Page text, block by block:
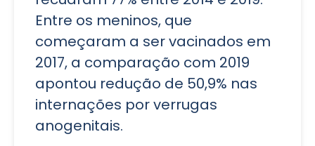
Entre os meninos, que
começaram a ser vacinados em
2017, a comparação com 2019
apontou redução de 50,9% nas
internações por verrugas
anogenitais.